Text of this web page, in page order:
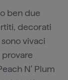
ben due
decorati
vivaci
N' Plum